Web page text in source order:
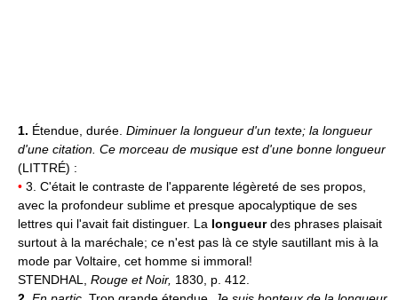
1. Étendue, durée. Diminuer la longueur d'un texte; la longueur
d'une citation. Ce morceau de musique est d'une bonne longueur
(LITTRÉ) :
• 3. C'était le contraste de l'apparente légèreté de ses propos,
avec la profondeur sublime et presque apocalyptique de ses
lettres qui l'avait fait distinguer. La longueurdes phrases plaisait
surtout à la maréchale; ce n'est pas là ce style sautillant mis à la
mode par Voltaire, cet homme si immoral!
STENDHAL, Rouge et Noir, 1830, p. 412.